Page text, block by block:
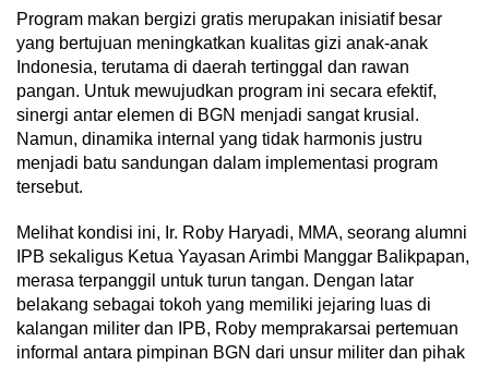
Program makan bergizi gratis merupakan inisiatif besar
yang bertujuan meningkatkan kualitas gizi anak-anak
Indonesia, terutama di daerah tertinggal dan rawan
pangan. Untuk mewujudkan program ini secara efektif,
sinergi antar elemen di BGN menjadi sangat krusial.
Namun, dinamika internal yang tidak harmonis justru
menjadi batu sandungan dalam implementasi program
tersebut.
Melihat kondisi ini, Ir. Roby Haryadi, MMA, seorang alumni
IPB sekaligus Ketua Yayasan Arimbi Manggar Balikpapan,
merasa terpanggil untuk turun tangan. Dengan latar
belakang sebagai tokoh yang memiliki jejaring luas di
kalangan militer dan IPB, Roby memprakarsai pertemuan
informal antara pimpinan BGN dari unsur militer dan pihak